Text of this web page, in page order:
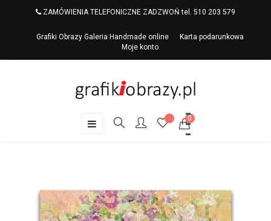
ZAMÓWIENIA TELEFONICZNE ZADZWOŃ tel. 510 203 579
Grafiki Obrazy Galeria Handmade online
Karta podarunkowa
Moje konto
Toggle
☰ 0